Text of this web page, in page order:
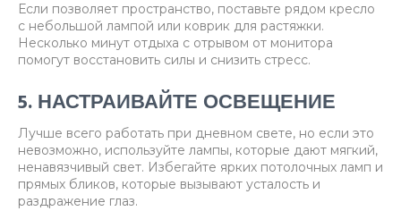
Если позволяет пространство, поставьте рядом кресло
с небольшой лампой или коврик для растяжки.
Несколько минут отдыха с отрывом от монитора
помогут восстановить силы и снизить стресс.
5. НАСТРАИВАЙТЕ ОСВЕЩЕНИЕ
Лучше всего работать при дневном свете, но если это
невозможно, используйте лампы, которые дают мягкий,
ненавязчивый свет. Избегайте ярких потолочных ламп и
прямых бликов, которые вызывают усталость и
раздражение глаз.